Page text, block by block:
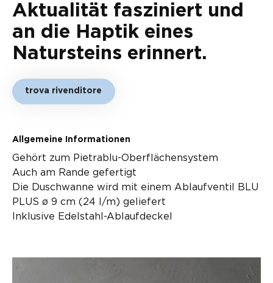
Aktualität fasziniert und
an die Haptik eines
Natursteins erinnert.
trova rivenditore
Allgemeine Informationen
Gehört zum Pietrablu-Oberflächensystem
Auch am Rande gefertigt
Die Duschwanne wird mit einem Ablaufventil BLU
PLUS ø 9 cm (24 l/m) geliefert
Inklusive Edelstahl-Ablaufdeckel